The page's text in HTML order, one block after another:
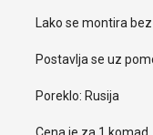
Lako se montira
Postavlja se uz
Poreklo: Rusija